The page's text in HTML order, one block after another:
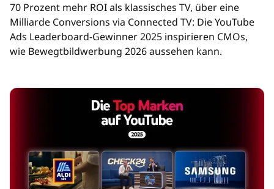
70 Prozent mehr ROI als klassisches TV, über eine
Milliarde Conversions via Connected TV: Die YouTube
Ads Leaderboard-Gewinner 2025 inspirieren CMOs,
wie Bewegtbildwerbung 2026 aussehen kann.